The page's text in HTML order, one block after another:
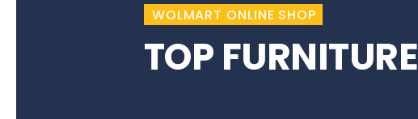
WOLMART ONLINE SHOP
TOP FURNITURE